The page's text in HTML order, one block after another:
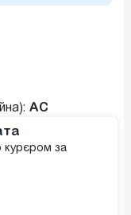
AC
курєром за